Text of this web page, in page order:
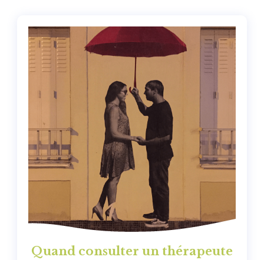
Quand consulter un thérapeute